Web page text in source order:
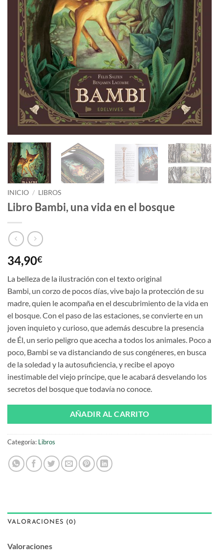
INICIO / LIBROS
Libro Bambi, una vida en el bosque
34,90€
La belleza de la ilustración con el texto original
Bambi, un corzo de pocos días, vive bajo la protección de su
madre, quien le acompaña en el descubrimiento de la vida en
el bosque. Con el paso de las estaciones, se convierte en un
joven inquieto y curioso, que además descubre la presencia
de Él, un serio peligro que acecha a todos los animales. Poco a
poco, Bambi se va distanciando de sus congéneres, en busca
de la soledad y la autosuficiencia, y recibe el apoyo
inestimable del viejo príncipe, que le acabará desvelando los
secretos del bosque que todavía no conoce.
AÑADIR AL CARRITO
Categoría: Libros
VALORACIONES (0)
Valoraciones